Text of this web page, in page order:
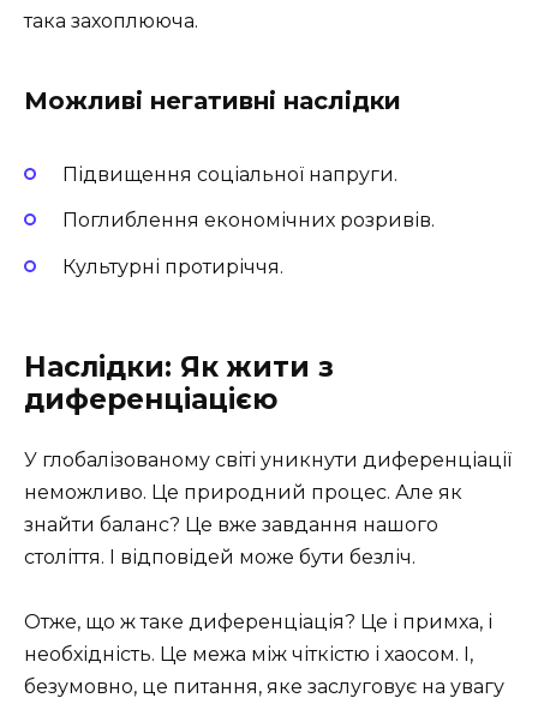
така захоплююча.
Можливі негативні наслідки
Підвищення соціальної напруги.
Поглиблення економічних розривів.
Культурні протиріччя.
Наслідки: Як жити з
диференціацією
У глобалізованому світі уникнути диференціації
неможливо. Це природний процес. Але як
знайти баланс? Це вже завдання нашого
століття. І відповідей може бути безліч.
Отже, що ж таке диференціація? Це і примха, і
необхідність. Це межа між чіткістю і хаосом. І,
безумовно, це питання, яке заслуговує на увагу